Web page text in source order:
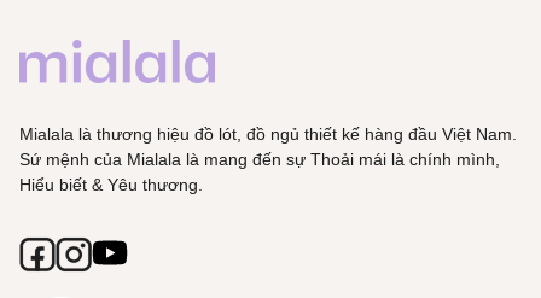
Mialala là thương hiệu đồ lót, đồ ngủ thiết kế hàng đầu Việt Nam.
Sứ mệnh của Mialala là mang đến sự Thoải mái là chính mình,
Hiểu biết & Yêu thương.